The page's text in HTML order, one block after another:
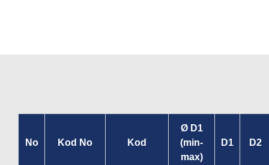
No Kod No Kod
Ø D1
(min-
max)
D1 D2